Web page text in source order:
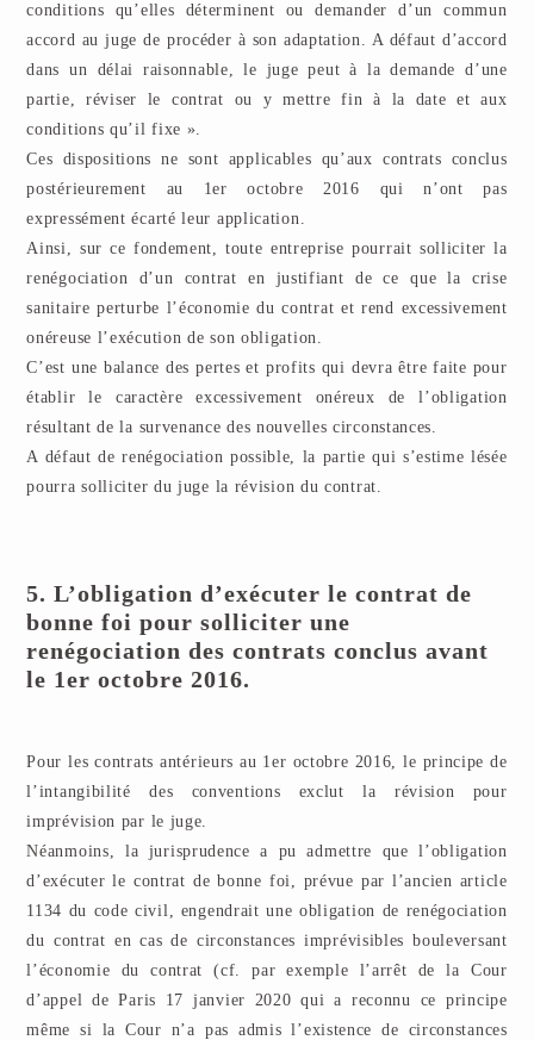
conditions qu’elles déterminent ou demander d’un commun
accord au juge de procéder à son adaptation. A défaut d’accord
dans un délai raisonnable, le juge peut à la demande d’une
partie, réviser le contrat ou y mettre fin à la date et aux
conditions qu’il fixe ».
Ces dispositions ne sont applicables qu’aux contrats conclus
postérieurement au 1er octobre 2016 qui n’ont pas
expressément écarté leur application.
Ainsi, sur ce fondement, toute entreprise pourrait solliciter la
renégociation d’un contrat en justifiant de ce que la crise
sanitaire perturbe l’économie du contrat et rend excessivement
onéreuse l’exécution de son obligation.
C’est une balance des pertes et profits qui devra être faite pour
établir le caractère excessivement onéreux de l’obligation
résultant de la survenance des nouvelles circonstances.
A défaut de renégociation possible, la partie qui s’estime lésée
pourra solliciter du juge la révision du contrat.
5. L’obligation d’exécuter le contrat de
bonne foi pour solliciter une
renégociation des contrats conclus avant
le 1er octobre 2016.
Pour les contrats antérieurs au 1er octobre 2016, le principe de
l’intangibilité des conventions exclut la révision pour
imprévision par le juge.
Néanmoins, la jurisprudence a pu admettre que l’obligation
d’exécuter le contrat de bonne foi, prévue par l’ancien article
1134 du code civil, engendrait une obligation de renégociation
du contrat en cas de circonstances imprévisibles bouleversant
l’économie du contrat (cf. par exemple l’arrêt de la Cour
d’appel de Paris 17 janvier 2020 qui a reconnu ce principe
même si la Cour n’a pas admis l’existence de circonstances